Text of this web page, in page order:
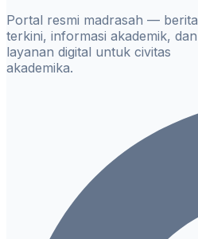
Portal resmi madrasah — berita
terkini, informasi akademik, dan
layanan digital untuk civitas
akademika.